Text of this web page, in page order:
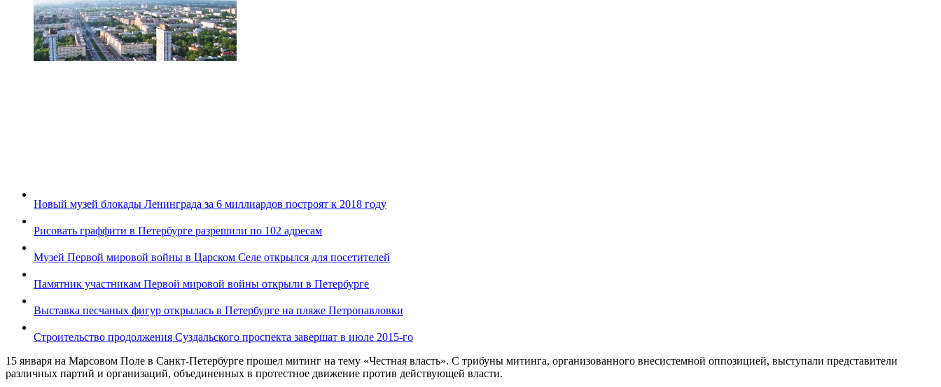
Новый музей блокады Ленинграда за 6 миллиардов построят к 2018 году
Рисовать граффити в Петербурге разрешили по 102 адресам
Музей Первой мировой войны в Царском Селе открылся для посетителей
Памятник участникам Первой мировой войны открыли в Петербурге
Выставка песчаных фигур открылась в Петербурге на пляже Петропавловки
Строительство продолжения Суздальского проспекта завершат в июле 2015-го
15 января на Марсовом Поле в Санкт-Петербурге прошел митинг на тему «Честная власть». С трибуны митинга, организованного внесистемной оппозицией, выступали представители
различных партий и организаций, объединенных в протестное движение против действующей власти.